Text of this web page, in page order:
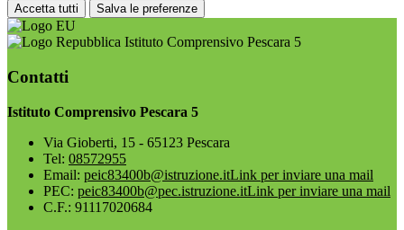
Accetta tutti Salva le preferenze
Istituto Comprensivo Pescara 5
Contatti
Istituto Comprensivo Pescara 5
Via Gioberti, 15 - 65123 Pescara
Tel: 08572955
Email: peic83400b@istruzione.itLink per inviare una mail
PEC: peic83400b@pec.istruzione.itLink per inviare una mail
C.F.: 91117020684